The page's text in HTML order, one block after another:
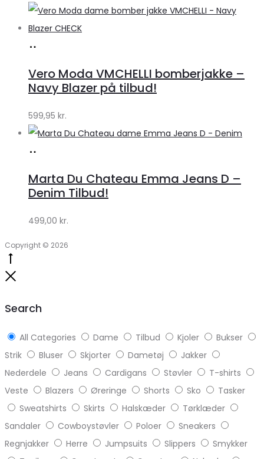
Klædeskabet.dk
Vero Moda VMCHELLI bomberjakke –
Navy Blazer på tilbud!
599,95 kr.
Klædeskabet.dk
Marta Du Chateau Emma Jeans D –
Denim Tilbud!
499,00 kr.
Copyright © 2026
Search
All Categories Dame Tilbud Kjoler
Bukser
Strik
Bluser Skjorter Dametøj
Jakker
Nederdele
Jeans Cardigans Støvler
T-shirts
Veste
Blazers Øreringe Shorts Sko
Tasker
Sweatshirts
Skirts Halskæder
Tørklæder
Sandaler
Cowboystøvler Poloer
Sneakers
Regnjakker
Herre Jumpsuits Slippers
Smykker